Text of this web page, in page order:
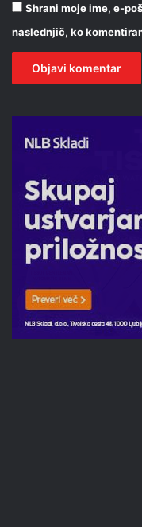
Shrani moje ime, e-
naslednjič, ko